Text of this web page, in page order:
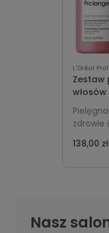
L'Oréal
Zestaw
zdrowie
138,00 zł
Nasz